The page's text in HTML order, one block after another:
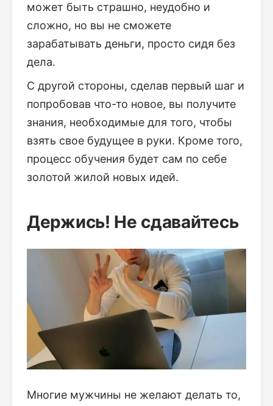
может быть страшно, неудобно и
сложно, но вы не сможете
зарабатывать деньги, просто сидя без
дела.
С другой стороны, сделав первый шаг и
попробовав что-то новое, вы получите
знания, необходимые для того, чтобы
взять свое будущее в руки. Кроме того,
процесс обучения будет сам по себе
золотой жилой новых идей.
Держись! Не сдавайтесь
Многие мужчины не желают делать то,